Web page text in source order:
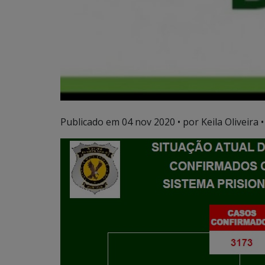
Publicado em 04 nov 2020 • por Keila Oliveira •